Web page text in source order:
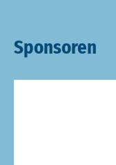
Sponsoren